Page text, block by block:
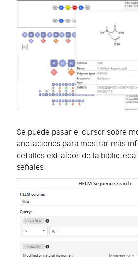
Se puede pasar el cursor sobre
anotaciones para mostrar más
detalles extraídos de la biblioteca
señales